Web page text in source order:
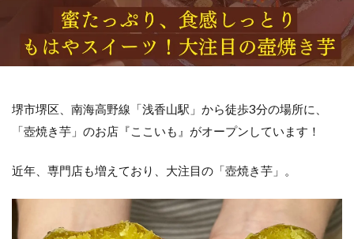
堺市堺区、南海高野線「浅香山駅」から徒歩3分の場所に、
「壺焼き芋」のお店『ここいも』がオープンしています！
近年、専門店も増えており、大注目の「壺焼き芋」。